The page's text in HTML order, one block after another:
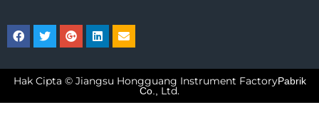
Hak Cipta © Jiangsu Hongguang Instrument FactoryPabrik
Co., Ltd.